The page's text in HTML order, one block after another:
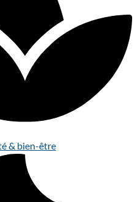
& bien-être